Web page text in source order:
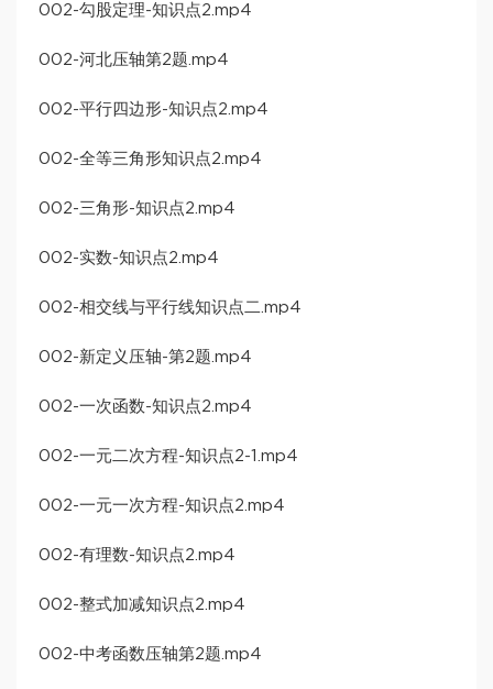
002-勾股定理-知识点2.mp4
002-河北压轴第2题.mp4
002-平行四边形-知识点2.mp4
002-全等三角形知识点2.mp4
002-三角形-知识点2.mp4
002-实数-知识点2.mp4
002-相交线与平行线知识点二.mp4
002-新定义压轴-第2题.mp4
002-一次函数-知识点2.mp4
002-一元二次方程-知识点2-1.mp4
002-一元一次方程-知识点2.mp4
002-有理数-知识点2.mp4
002-整式加减知识点2.mp4
002-中考函数压轴第2题.mp4